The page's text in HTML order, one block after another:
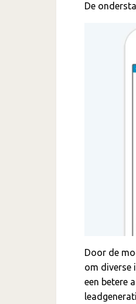
De
Door de
om diverse
een betere